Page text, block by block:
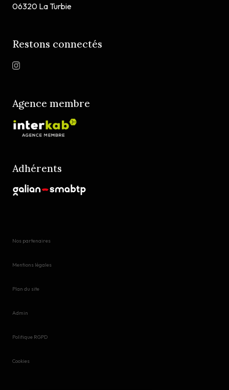
06320 La Turbie
Restons connectés
Agence membre
Adhérents
Nos partenaires
Mentions légales
Plan du site
Admin
Politique RGPD
Cookies